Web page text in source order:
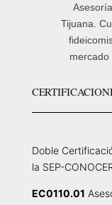
Tijuana.
mercado
Doble
la SEP-
EC0110.01